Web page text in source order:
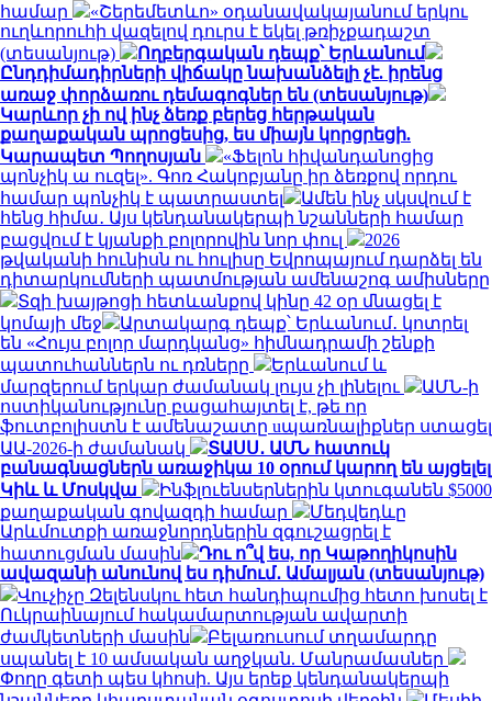
համար
«Շերեմետևո» օդանավակայանում երկու
ուղևորուհի վազելով դուրս է եկել թռիչքադաշտ
(տեսանյութ)
Ողբերգական դեպք՝ Երևանում
Ընդդիմադիրների վիճակը նախանձելի չէ. իրենց
առաջ փորձառու դեմագոգներ են (տեսանյութ)
Կարևոր չի ով ինչ ձեռք բերեց հերթական
քաղաքական պրոցեսից, ես միայն կորցրեցի.
Կարապետ Պողոսյան
«Ֆելոն հիվանդանոցից
պոնչիկ ա ուզել». Գոռ Հակոբյանը իր ձեռքով որդու
համար պոնչիկ է պատրաստել
Ամեն ինչ սկսվում է
հենց հիմա․ Այս կենդանակերպի նշանների համար
բացվում է կյանքի բոլորովին նոր փուլ
2026
թվականի հունիսն ու հուլիսը Եվրոպայում դարձել են
դիտարկումների պատմության ամենաշոգ ամիսները
Տզի խայթոցի հետևանքով կինը 42 օր մնացել է
կոմայի մեջ
Արտակարգ դեպք՝ Երևանում․ կոտրել
են «Հույս բոլոր մարդկանց» հիմնադրամի շենքի
պատուհաններն ու դռները
Երևանում և
մարզերում երկար ժամանակ լույս չի լինելու
ԱՄՆ-ի
ոստիկանությունը բացահայտել է, թե որ
ֆուտբոլիստն է ամենաշատը uպառնալիքներ ստացել
ԱԱ-2026-ի ժամանակ
ՏԱՍՍ․ ԱՄՆ հատուկ
բանագնացներն առաջիկա 10 օրում կարող են այցելել
Կիև և Մոսկվա
Ինֆլուենսերներին կտուգանեն $5000
քաղաքական գովազդի համար
Մեդվեդևը
Արևմուտքի առաջնորդներին զգուշացրել է
հատուցման մասին
Դու ո՞վ ես, որ Կաթողիկոսին
ավազանի անունով ես դիմում․ Ամալյան (տեսանյութ)
Վուչիչը Զելենսկու հետ հանդիպումից հետո խոսել է
Ուկրաինայում հակամարտության ավարտի
ժամկետների մասին
Բելառուսում տղամարդը
սպանել է 10 ամսական աղջկան. Մանրամասներ
Փողը գետի պես կհոսի. Այս երեք կենդանակերպի